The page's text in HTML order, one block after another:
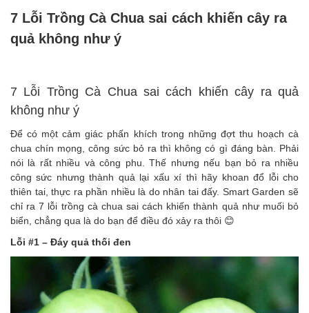
7 Lỗi Trồng Cà Chua sai cách khiến cây ra
quả không như ý
7 Lỗi Trồng Cà Chua sai cách khiến cây ra quả
không như ý
Để có một cảm giác phấn khích trong những đợt thu hoạch cà
chua chín mọng, công sức bỏ ra thì không có gì đáng bàn. Phải
nói là rất nhiều và công phu. Thế nhưng nếu bạn bỏ ra nhiều
công sức nhưng thành quả lại xấu xí thì hãy khoan đổ lỗi cho
thiên tai, thực ra phần nhiều là do nhân tai đấy. Smart Garden sẽ
chỉ ra 7 lỗi trồng cà chua sai cách khiến thành quả như muối bỏ
biển, chẳng qua là do bạn để điều đó xảy ra thôi 😊
Lỗi #1 – Đáy quả thối đen